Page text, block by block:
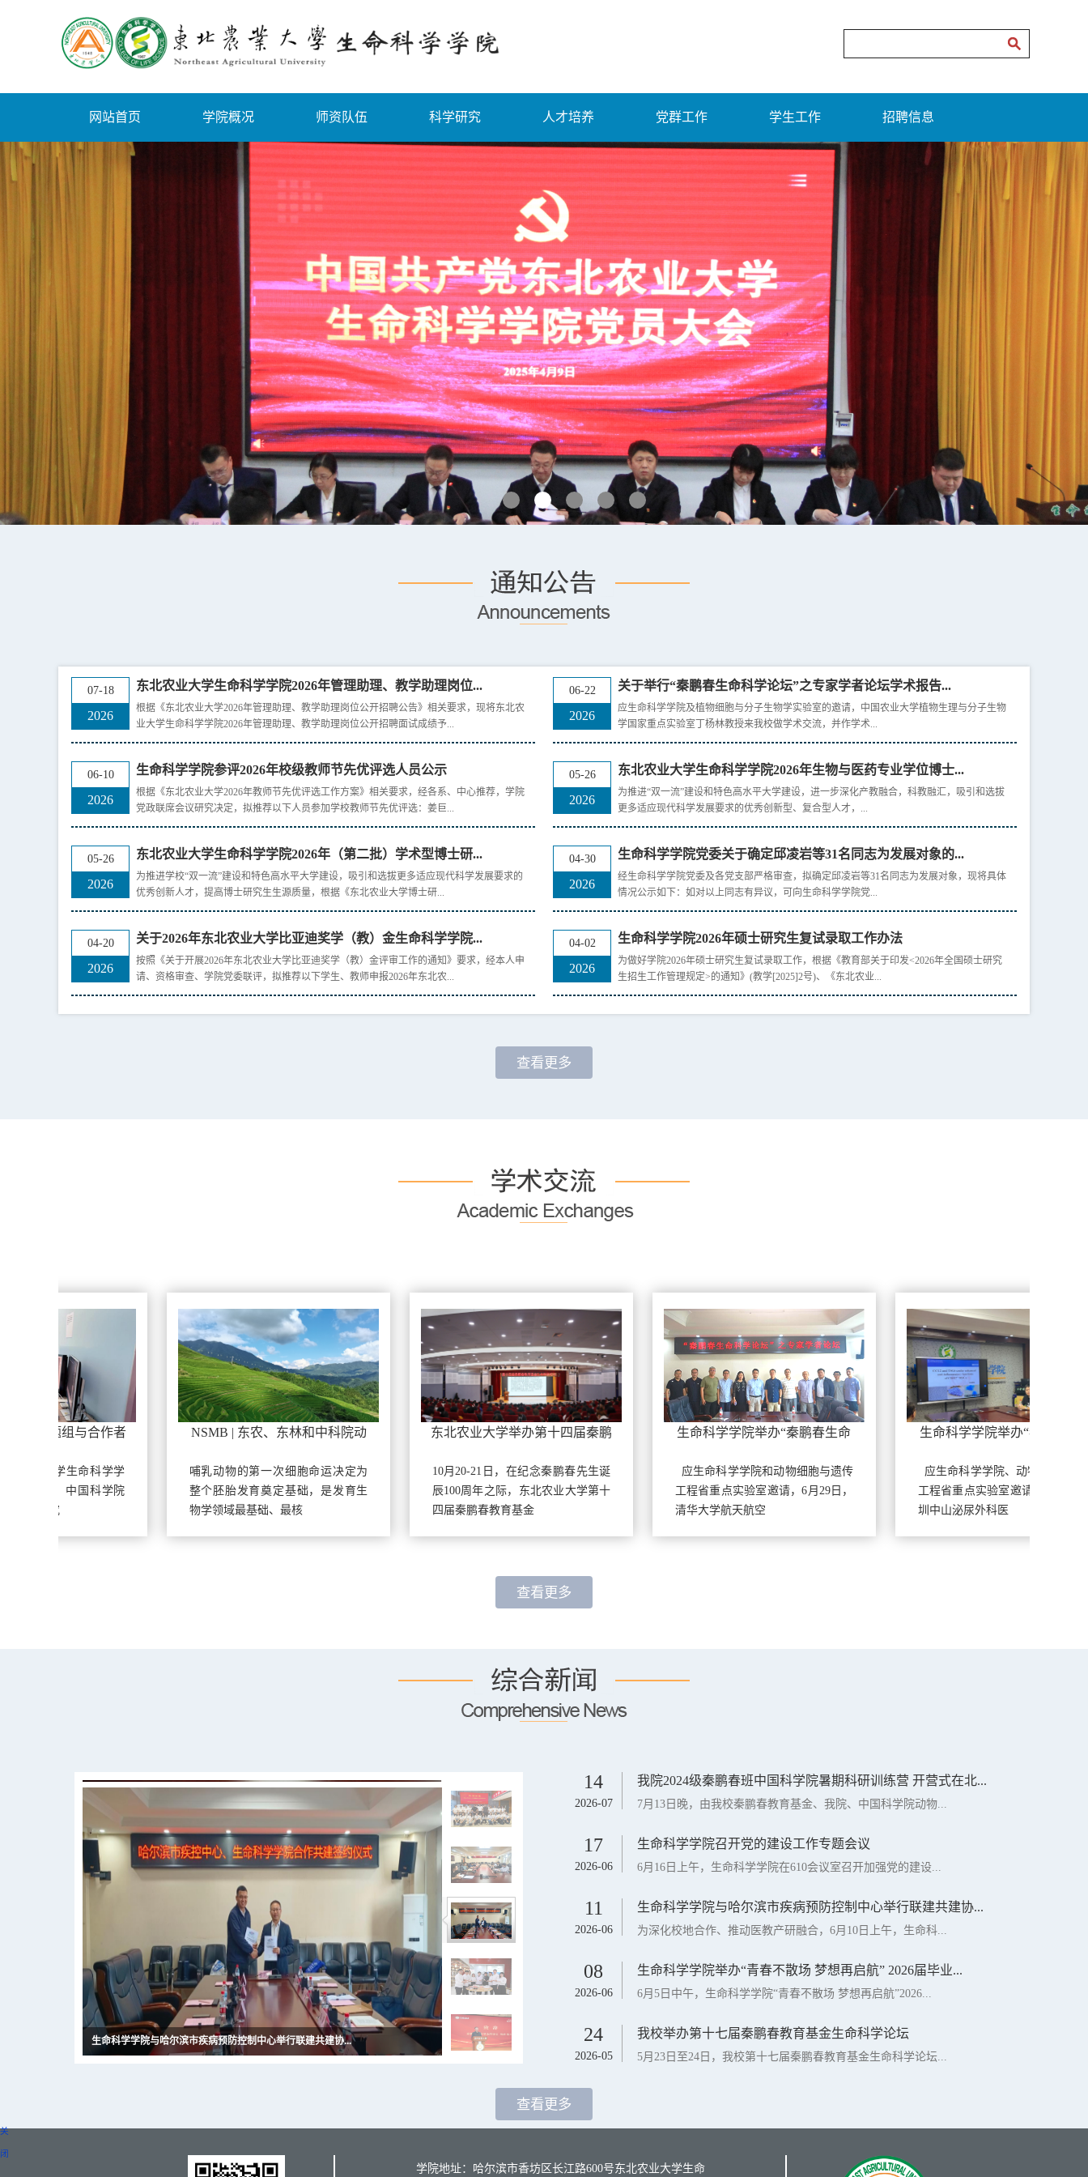
网站首页 学院概况 师资队伍 科学研究 人才培养 党群工作 学生工作 招聘信息
07-18
2026
东北农业大学生命科学学院2026年管理助理、教学助理岗位...
根据《东北农业大学2026年管理助理、教学助理岗位公开招聘公告》相关要求，现将东北农
业大学生命科学学院2026年管理助理、教学助理岗位公开招聘面试成绩予...
06-10
2026
生命科学学院参评2026年校级教师节先优评选人员公示
根据《东北农业大学2026年教师节先优评选工作方案》相关要求，经各系、中心推荐，学院
党政联席会议研究决定，拟推荐以下人员参加学校教师节先优评选：姜巨...
05-26
2026
东北农业大学生命科学学院2026年（第二批）学术型博士研...
为推进学校“双一流”建设和特色高水平大学建设，吸引和选拔更多适应现代科学发展要求的
优秀创新人才，提高博士研究生生源质量，根据《东北农业大学博士研...
04-20
2026
关于2026年东北农业大学比亚迪奖学（教）金生命科学学院...
按照《关于开展2026年东北农业大学比亚迪奖学（教）金评审工作的通知》要求，经本人申
请、资格审查、学院党委联评，拟推荐以下学生、教师申报2026年东北农...
06-22
2026
关于举行“秦鹏春生命科学论坛”之专家学者论坛学术报告...
应生命科学学院及植物细胞与分子生物学实验室的邀请，中国农业大学植物生理与分子生物
学国家重点实验室丁杨林教授来我校做学术交流，并作学术...
05-26
2026
东北农业大学生命科学学院2026年生物与医药专业学位博士...
为推进“双一流”建设和特色高水平大学建设，进一步深化产教融合，科教融汇，吸引和选拔
更多适应现代科学发展要求的优秀创新型、复合型人才，...
04-30
2026
生命科学学院党委关于确定邱凌岩等31名同志为发展对象的...
经生命科学学院党委及各党支部严格审查，拟确定邱凌岩等31名同志为发展对象，现将具体
情况公示如下：如对以上同志有异议，可向生命科学学院党...
04-02
2026
生命科学学院2026年硕士研究生复试录取工作办法
为做好学院2026年硕士研究生复试录取工作，根据《教育部关于印发<2026年全国硕士研究
生招生工作管理规定>的通知》(教学[2025]2号)、《东北农业...
查看更多
NSMB | 东农、东林和中科院动
哺乳动物的第一次细胞命运决定为
整个胚胎发育奠定基础，是发育生
物学领域最基础、最核
东北农业大学举办第十四届秦鹏
10月20-21日，在纪念秦鹏春先生诞
辰100周年之际，东北农业大学第十
四届秦鹏春教育基金
生命科学学院举办“秦鹏春生命
应生命科学学院和动物细胞与遗传
工程省重点实验室邀请，6月29日，
生命科学学院举办“秦鹏春生命
应生命科学学院、动物细胞与遗传
工程省重点实验室邀请，6月20日深
查看更多
生命科学学院与哈尔滨市疾病预防控制中心举行联建共建协...
14
2026-07
我院2024级秦鹏春班中国科学院暑期科研训练营 开营式在北...
7月13日晚，由我校秦鹏春教育基金、我院、中国科学院动物...
17
2026-06
生命科学学院召开党的建设工作专题会议
6月16日上午，生命科学学院在610会议室召开加强党的建设...
11
2026-06
生命科学学院与哈尔滨市疾病预防控制中心举行联建共建协...
为深化校地合作、推动医教产研融合，6月10日上午，生命科...
08
2026-06
生命科学学院举办“青春不散场 梦想再启航” 2026届毕业...
6月5日中午，生命科学学院“青春不散场 梦想再启航”2026...
24
2026-05
我校举办第十七届秦鹏春教育基金生命科学论坛
5月23日至24日，我校第十七届秦鹏春教育基金生命科学论坛...
查看更多
学院地址：哈尔滨市香坊区长江路600号东北农业大学生命
关
闭